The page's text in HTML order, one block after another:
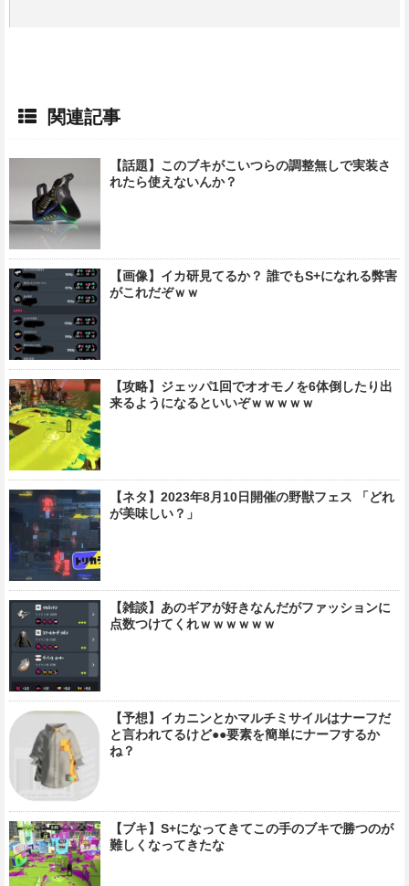
関連記事
【話題】このブキがこいつらの調整無しで実装さ
れたら使えないんか？
【画像】イカ研見てるか？ 誰でもS+になれる弊害
がこれだぞｗｗ
【攻略】ジェッパ1回でオオモノを6体倒したり出
来るようになるといいぞｗｗｗｗｗ
【ネタ】2023年8月10日開催の野獣フェス 「どれ
が美味しい？」
【雑談】あのギアが好きなんだがファッションに
点数つけてくれｗｗｗｗｗｗ
【予想】イカニンとかマルチミサイルはナーフだ
と言われてるけど●●要素を簡単にナーフするか
ね？
【ブキ】S+になってきてこの手のブキで勝つのが
難しくなってきたな